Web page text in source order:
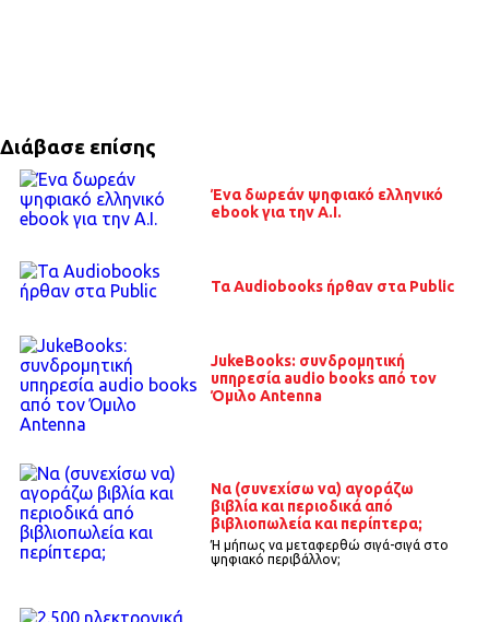
Διάβασε επίσης
Ένα δωρεάν ψηφιακό ελληνικό
ebook για την A.I.
Τα Audiobooks ήρθαν στα Public
JukeBooks: συνδρομητική
υπηρεσία audio books από τον
Όμιλο Antenna
Να (συνεχίσω να) αγοράζω
βιβλία και περιοδικά από
βιβλιοπωλεία και περίπτερα;
Ή μήπως να μεταφερθώ σιγά-σιγά στο
ψηφιακό περιβάλλον;